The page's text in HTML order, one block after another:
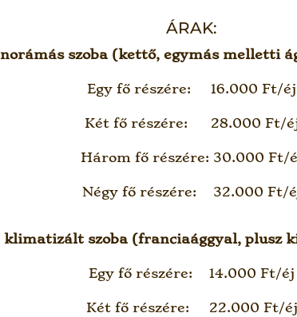
ÁRAK:
szoba (kettő, egymás melletti
Egy fő részére: 16.000 Ft/éj
Két fő részére: 28.000 Ft/
Három fő részére: 30.000 Ft/
Négy fő részére: 32.000 Ft/
klimatizált szoba (franciaággyal, plusz
Egy fő részére: 14.000 Ft/éj
Két fő részére: 22.000 Ft/éj